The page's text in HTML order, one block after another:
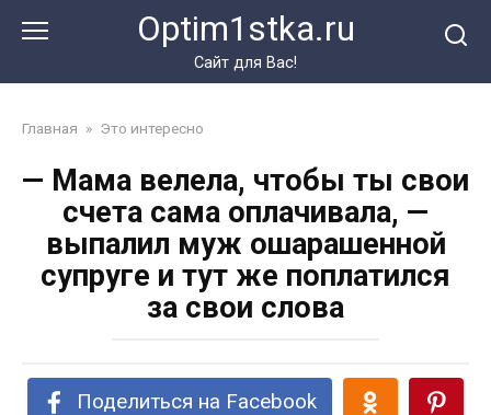
Optim1stka.ru
Сайт для Вас!
Главная » Это интересно
— Мама велела, чтобы ты свои
счета сама оплачивала, —
выпалил муж ошарашенной
супруге и тут же поплатился
за свои слова
Поделиться на Facebook